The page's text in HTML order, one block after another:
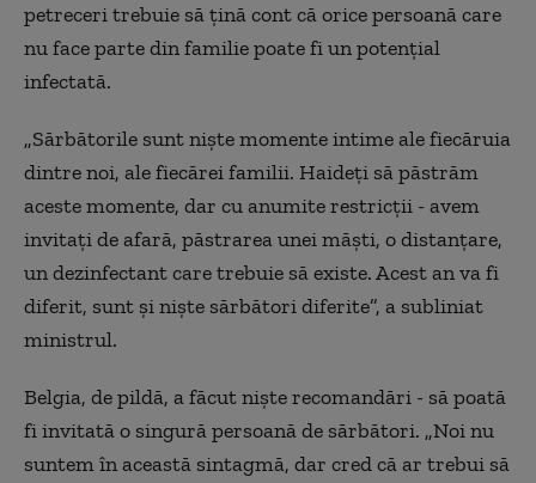
petreceri trebuie să țină cont că orice persoană care
nu face parte din familie poate fi un potențial
infectată.
„Sărbătorile sunt niște momente intime ale fiecăruia
dintre noi, ale fiecărei familii. Haideți să păstrăm
aceste momente, dar cu anumite restricții - avem
invitați de afară, păstrarea unei măști, o distanțare,
un dezinfectant care trebuie să existe. Acest an va fi
diferit, sunt și niște sărbători diferite”, a subliniat
ministrul.
Belgia, de pildă, a făcut niște recomandări - să poată
fi invitată o singură persoană de sărbători. „Noi nu
suntem în această sintagmă, dar cred că ar trebui să